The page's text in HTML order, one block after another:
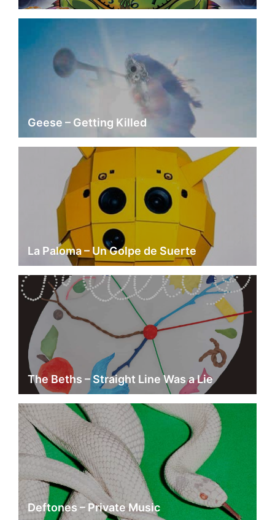
Geese – Getting Killed
La Paloma – Un Golpe de Suerte
The Beths – Straight Line Was a Lie
Deftones – Private Music